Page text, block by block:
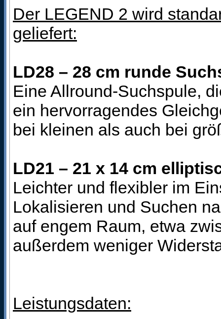
Der LEGEND 2 wird
geliefert:
LD28 – 28 cm runde
Eine Allround-Suchspule,
ein hervorragendes
bei kleinen als auch bei
LD21 – 21 x 14 cm
Leichter und flexibler im
Lokalisieren und Suchen
auf engem Raum, etwa
außerdem weniger
Leistungsdaten: